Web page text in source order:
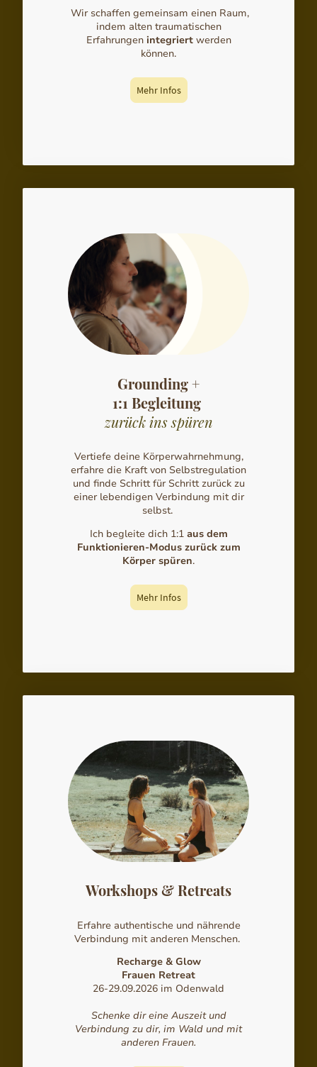
Wir schaffen gemeinsam einen Raum,
indem alten traumatischen
Erfahrungen integriertwerden
können.
Mehr Infos
Grounding +
1:1 Begleitung
zurück ins spüren
Vertiefe deine Körperwahrnehmung,
erfahre die Kraft von Selbstregulation
und finde Schritt für Schritt zurück zu
einer lebendigen Verbindung mit dir
selbst.
Ich begleite dich 1:1 aus dem
Funktionieren-Modus zurück zum
Körper spüren.
Mehr Infos
Workshops & Retreats
Erfahre authentische und nährende
Verbindung mit anderen Menschen.
Recharge & Glow
Frauen Retreat
26-29.09.2026 im Odenwald
Schenke dir eine Auszeit und
Verbindung zu dir, im Wald und mit
anderen Frauen.